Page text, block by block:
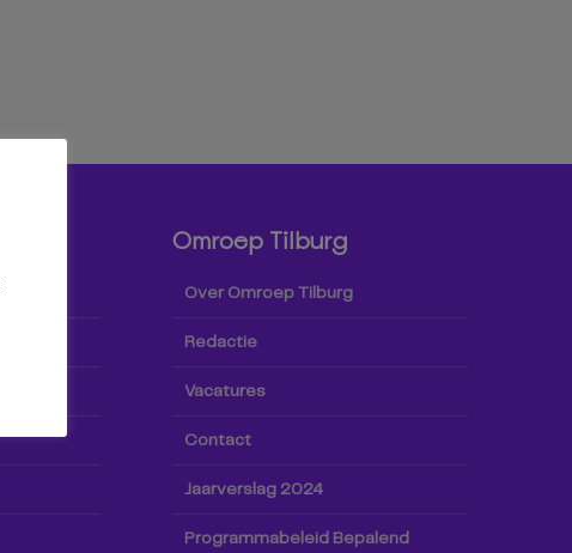
Omroep Tilburg
Over Omroep Tilburg
Redactie
Vacatures
Contact
Jaarverslag 2024
Programmabeleid Bepalend